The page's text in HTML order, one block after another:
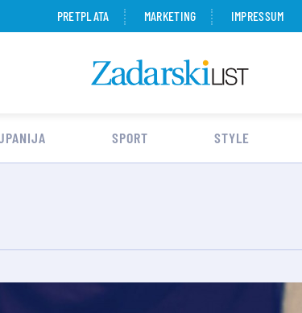
PRETPLATA MARKETING IMPRESSUM
SPORT STYLE